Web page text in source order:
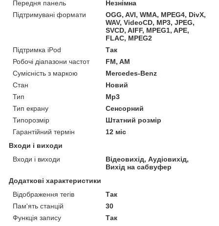
Передня панель
Незнімна
Підтримувані формати
OGG, AVI, WMA, MPEG4, DivX,
WAV, VideoCD, MP3, JPEG,
SVCD, AIFF, MPEG1, APE,
FLAC, MPEG2
Підтримка iPod
Так
Робочі діапазони частот
FM, AM
Сумісність з маркою
Mercedes-Benz
Стан
Новий
Тип
Mp3
Тип екрану
Сенсорний
Типорозмір
Штатний розмір
Гарантійний термін
12 міс
Входи і виходи
Входи і виходи
Відеовихід, Аудіовихід,
Вихід на сабвуфер
Додаткові характеристики
Відображення тегів
Так
Пам'ять станцій
30
Функція запису
Так